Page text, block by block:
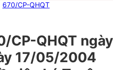
670/CP-QHQT
CP-QHQT ngày
17/05/2004